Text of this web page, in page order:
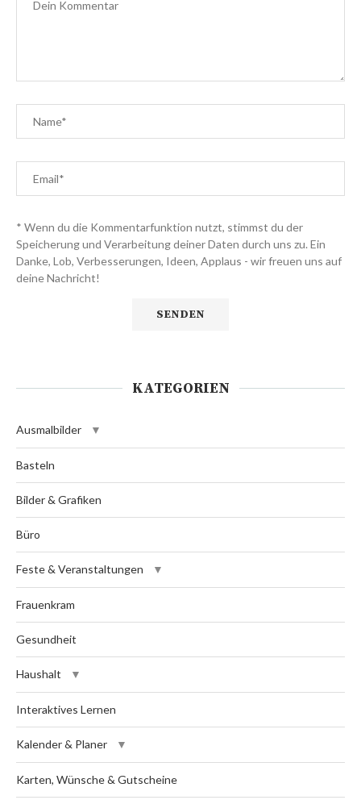
* Wenn du die Kommentarfunktion nutzt, stimmst du der
Speicherung und Verarbeitung deiner Daten durch uns zu. Ein
Danke, Lob, Verbesserungen, Ideen, Applaus - wir freuen uns auf
deine Nachricht!
KATEGORIEN
Ausmalbilder
Basteln
Bilder & Grafiken
Büro
Feste & Veranstaltungen
Frauenkram
Gesundheit
Haushalt
Interaktives Lernen
Kalender & Planer
Karten, Wünsche & Gutscheine